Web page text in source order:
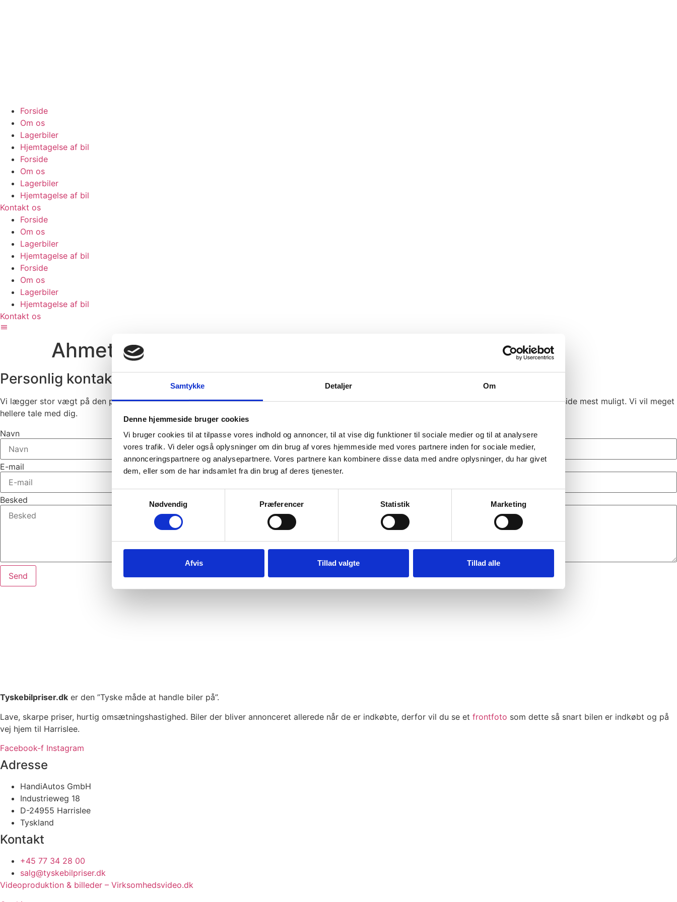
Samtykke Detaljer Om
Denne hjemmeside bruger cookies
Vi bruger cookies til at tilpasse vores indhold og annoncer, til at vise dig funktioner til sociale medier og til at analysere
vores trafik. Vi deler også oplysninger om din brug af vores hjemmeside med vores partnere inden for sociale medier,
annonceringspartnere og analysepartnere. Vores partnere kan kombinere disse data med andre oplysninger, du har givet
dem, eller som de har indsamlet fra din brug af deres tjenester.
Samtykkevalg
Nødvendig
Præferencer Statistik Marketing
Afvis Tillad valgte Tillad alle
Forside
Om os
Lagerbiler
Hjemtagelse af bil
Forside
Om os
Lagerbiler
Hjemtagelse af bil
Kontakt os
Forside
Om os
Lagerbiler
Hjemtagelse af bil
Forside
Om os
Lagerbiler
Hjemtagelse af bil
Kontakt os
Ahmet Turan Yagmur
Personlig kontakt er vores prioritet
Vi lægger stor vægt på den personlige dialog med dig som kunde. Derfor har vi også begrænset indholdet i vores informationer på denne hjemmeside mest muligt. Vi vil meget
hellere tale med dig.
Navn
E-mail
Besked
Send
Tyskebilpriser.dk er den ”Tyske måde at handle biler på”.
Lave, skarpe priser, hurtig omsætningshastighed. Biler der bliver annonceret allerede når de er indkøbte, derfor vil du se et frontfoto som dette så snart bilen er indkøbt og på
vej hjem til Harrislee.
Facebook-f Instagram
Adresse
HandiAutos GmbH
Industrieweg 18
D-24955 Harrislee
Tyskland
Kontakt
+45 77 34 28 00
salg@tyskebilpriser.dk
Videoproduktion & billeder – Virksomhedsvideo.dk